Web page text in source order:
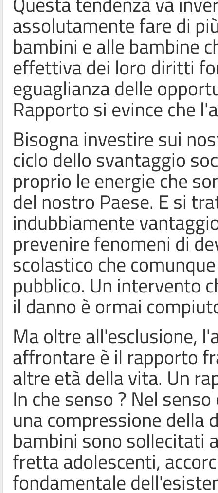
assolutamente fare di
bambini e alle bambine
effettiva dei loro diritti
eguaglianza delle
Rapporto si evince che
Bisogna investire sui
ciclo dello svantaggio
proprio le energie che
del nostro Paese. E si
indubbiamente
prevenire fenomeni di
scolastico che
pubblico. Un intervento
il danno è ormai
Ma oltre all'esclusione,
affrontare è il rapporto
altre età della vita. Un
In che senso ? Nel
una compressione della
bambini sono sollecitati
fretta adolescenti,
fondamentale